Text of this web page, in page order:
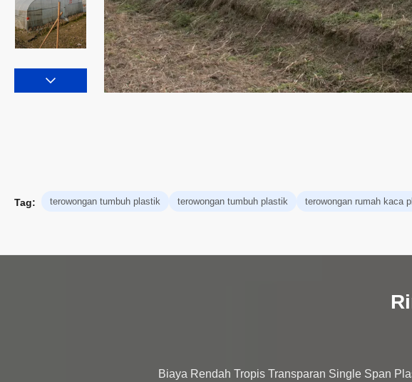
Tag: terowongan tumbuh plastik terowongan tumbuh plastik terowongan rumah kaca
Biaya Rendah Tropis Transparan Single Span